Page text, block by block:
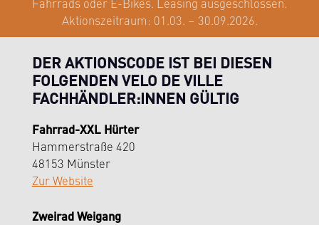
Fahrrads oder E-Bikes. Leasing ausgeschlossen.
Aktionszeitraum: 01.03. – 30.09.2026.
DER AKTIONSCODE IST BEI DIESEN
FOLGENDEN VELO DE VILLE
FACHHÄNDLER:INNEN GÜLTIG
Fahrrad-XXL Hürter
Hammerstraße 420
48153 Münster
Zur Website
Zweirad Weigang